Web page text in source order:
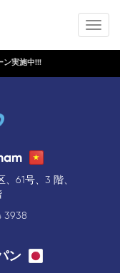
ン実施中!!!
61号、3 階、
3938
ン